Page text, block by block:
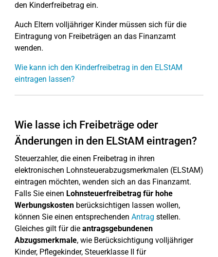
den Kinderfreibetrag ein.
Auch Eltern volljähriger Kinder müssen sich für die
Eintragung von Freibeträgen an das Finanzamt
wenden.
Wie kann ich den Kinderfreibetrag in den ELStAM
eintragen lassen?
Wie lasse ich Freibeträge oder
Änderungen in den ELStAM eintragen?
Steuerzahler, die einen Freibetrag in ihren
elektronischen Lohnsteuerabzugsmerkmalen (ELStAM)
eintragen möchten, wenden sich an das Finanzamt.
Falls Sie einen Lohnsteuerfreibetrag für hohe
Werbungskosten berücksichtigen lassen wollen,
können Sie einen entsprechenden Antrag stellen.
Gleiches gilt für die antragsgebundenen
Abzugsmerkmale, wie Berücksichtigung volljähriger
Kinder, Pflegekinder, Steuerklasse II für